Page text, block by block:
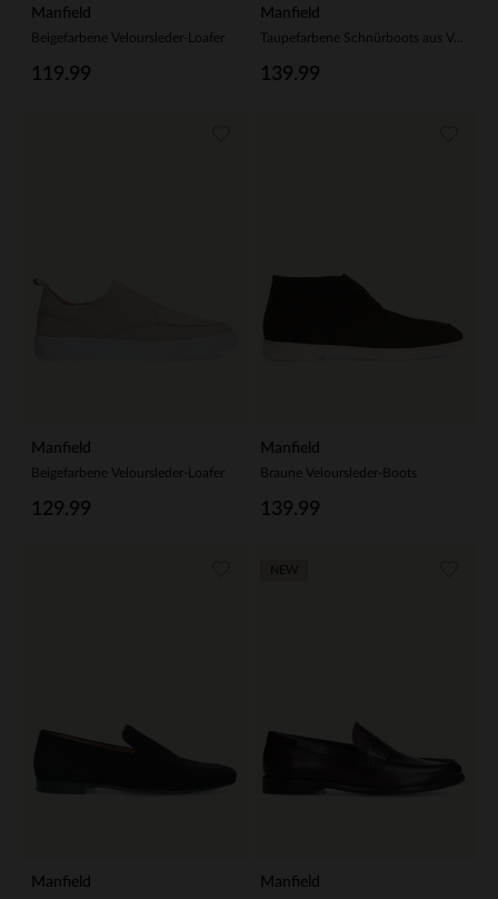
Manfield
Beigefarbene Veloursleder-Loafer
119.99
Manfield
Taupefarbene Schnürboots aus Veloursleder
139.99
Manfield
Beigefarbene Veloursleder-Loafer
129.99
Manfield
Braune Veloursleder-Boots
139.99
Manfield Manfield